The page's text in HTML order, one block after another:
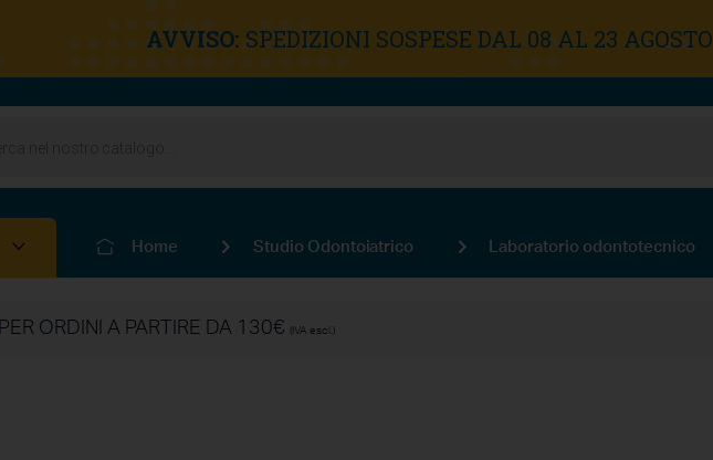
AVVISO: SPEDIZIONI SOSPESE DAL 08 AL 23 AGOSTO
Home Studio Odontoiatrico Laboratorio odontotecnico
PER ORDINI A PARTIRE DA 130€ (IVA escl.)